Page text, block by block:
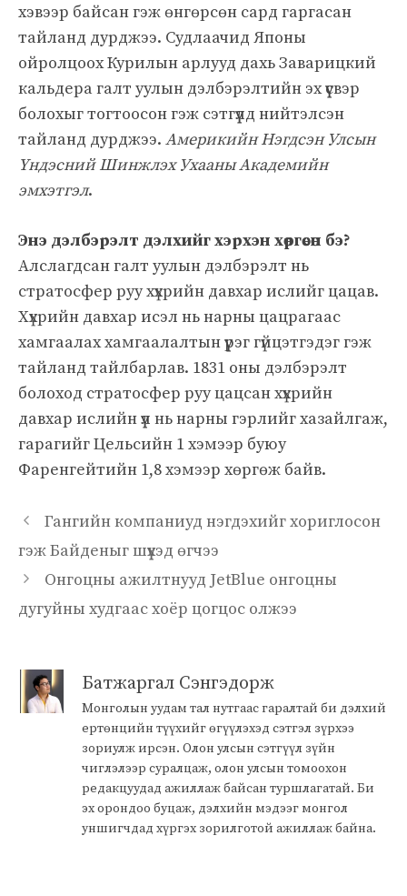
хэвээр байсан гэж өнгөрсөн сард гаргасан
тайланд дурджээ. Судлаачид Японы
ойролцоох Курилын арлууд дахь Заварицкий
кальдера галт уулын дэлбэрэлтийн эх үүсвэр
болохыг тогтоосон гэж сэтгүүлд нийтэлсэн
тайланд дурджээ. Америкийн Нэгдсэн Улсын
Үндэсний Шинжлэх Ухааны Академийн
эмхэтгэл.
Энэ дэлбэрэлт дэлхийг хэрхэн хөргөсөн бэ?
Алслагдсан галт уулын дэлбэрэлт нь
стратосфер руу хүхрийн давхар ислийг цацав.
Хүхрийн давхар исэл нь нарны цацрагаас
хамгаалах хамгаалалтын үүрэг гүйцэтгэдэг гэж
тайланд тайлбарлав. 1831 оны дэлбэрэлт
болоход стратосфер руу цацсан хүхрийн
давхар ислийн үүл нь нарны гэрлийг хазайлгаж,
гарагийг Цельсийн 1 хэмээр буюу
Фаренгейтийн 1,8 хэмээр хөргөж байв.
Гангийн компаниуд нэгдэхийг хориглосон
гэж Байденыг шүүхэд өгчээ
Онгоцны ажилтнууд JetBlue онгоцны
дугуйны худгаас хоёр цогцос олжээ
Батжаргал Сэнгэдорж
Монголын уудам тал нутгаас гаралтай би дэлхий
ертөнцийн түүхийг өгүүлэхэд сэтгэл зүрхээ
зориулж ирсэн. Олон улсын сэтгүүл зүйн
чиглэлээр суралцаж, олон улсын томоохон
редакцуудад ажиллаж байсан туршлагатай. Би
эх орондоо буцаж, дэлхийн мэдээг монгол
уншигчдад хүргэх зорилготой ажиллаж байна.